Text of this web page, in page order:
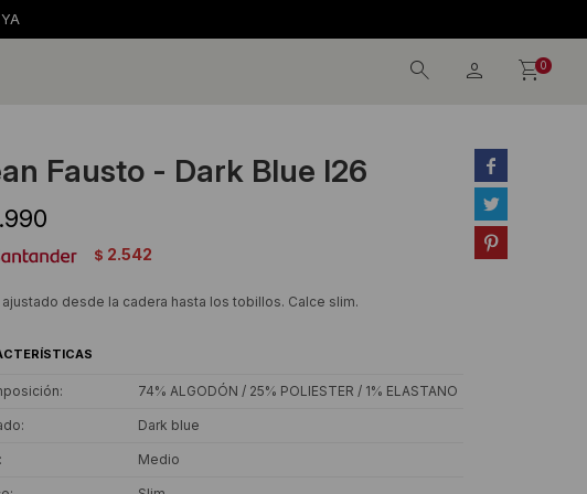
0
Fausto - Dark Blue I26
$ 2.542
ajustado desde la cadera hasta los tobillos. Calce slim.
74% ALGODÓN / 25% POLIESTER / 1% ELASTANO
Dark blue
Medio


